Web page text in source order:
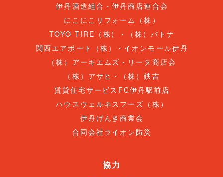
伊丹酒造組合・伊丹商店連合会
にこにこリフォーム（株）
TOYO TIRE（株）・（株）パトナ
関西エアポート（株）・イオンモール伊丹
（株）アーキエムズ・リータ商店会
（株）アサヒ・（株）鉄吉
賃貸住宅サービスFC伊丹駅前店
ハウスウェルネスフーズ（株）
伊丹げんき商業会
合同会社ライオン防災
協力